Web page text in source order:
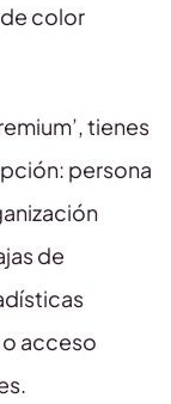
color
tienes
persona
de
acceso